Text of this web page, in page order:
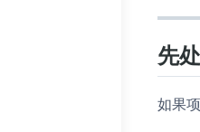
先
如果